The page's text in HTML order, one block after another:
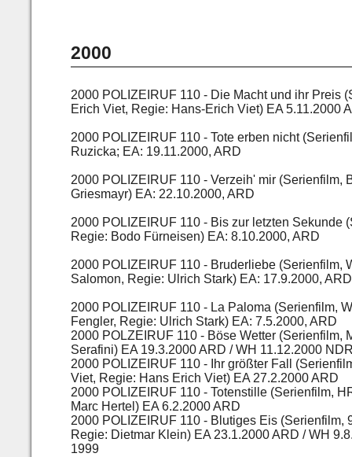
2000
2000 POLIZEIRUF 110 - Die Macht und ihr Preis
Erich Viet, Regie: Hans-Erich Viet) EA 5.11.2000
2000 POLIZEIRUF 110 - Tote erben nicht
Ruzicka; EA: 19.11.2000, ARD
2000 POLIZEIRUF 110 - Verzeih' mir (Serienfilm,
Griesmayr) EA: 22.10.2000, ARD
2000 POLIZEIRUF 110 - Bis zur letzten Sekunde
Regie: Bodo Fürneisen) EA: 8.10.2000, ARD
2000 POLIZEIRUF 110 - Bruderliebe (Serienfilm,
Salomon, Regie: Ulrich Stark) EA: 17.9.2000, ARD
2000 POLIZEIRUF 110 - La Paloma (Serienfilm,
Fengler, Regie: Ulrich Stark) EA: 7.5.2000, ARD
2000 POLZEIRUF 110 - Böse Wetter (Serienfilm,
Serafini) EA 19.3.2000 ARD / WH 11.12.2000
2000 POLIZEIRUF 110 - Ihr größter Fall
Viet, Regie: Hans Erich Viet) EA 27.2.2000 ARD
2000 POLIZEIRUF 110 - Totenstille (Serienfilm,
Marc Hertel) EA 6.2.2000 ARD
2000 POLIZEIRUF 110 - Blutiges Eis
Regie: Dietmar Klein) EA 23.1.2000 ARD / WH
1999